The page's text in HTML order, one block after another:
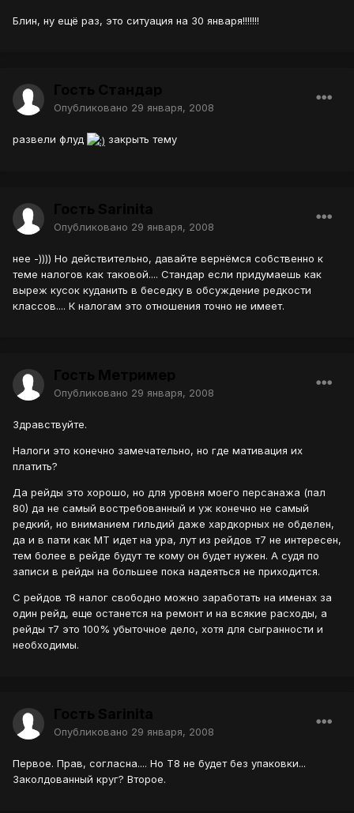
Блин, ну ещё раз, это ситуация на 30 января!!!!!!!
Опубликовано 29 января, 2008
развели флуд закрыть тему
Опубликовано 29 января, 2008
нее -)))) Но действительно, давайте вернёмся собственно к
теме налогов как таковой.... Стандар если придумаешь как
выреж кусок куданить в беседку в обсуждение редкости
классов.... К налогам это отношения точно не имеет.
Опубликовано 29 января, 2008
Здравствуйте.
Налоги это конечно замечательно, но где мативация их
платить?
Да рейды это хорошо, но для уровня моего персанажа (пал
80) да не самый востребованный и уж конечно не самый
редкий, но вниманием гильдий даже хардкорных не обделен,
да и в пати как МТ идет на ура, лут из рейдов т7 не интересен,
тем более в рейде будут те кому он будет нужен. А судя по
записи в рейды на большее пока надеяться не приходится.
С рейдов т8 налог свободно можно заработать на именах за
один рейд, еще останется на ремонт и на всякие расходы, а
рейды т7 это 100% убыточное дело, хотя для сыгранности и
необходимы.
Опубликовано 29 января, 2008
Первое. Прав, согласна.... Но Т8 не будет без упаковки...
Заколдованный круг? Второе.